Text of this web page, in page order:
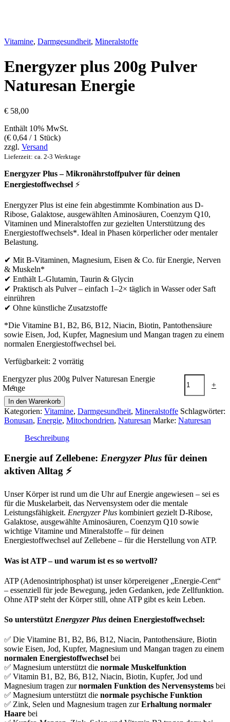
Vitamine, Darmgesundheit, Mineralstoffe
Energyzer plus 200g Pulver
Naturesan Energie
€ 58,00
Enthält 10% MwSt.
(€ 0,64 / 1 Stück)
zzgl. Versand
Lieferzeit: ca. 2-3 Werktage
Energyzer Plus – Mikronährstoffpulver für deinen
Energiestoffwechsel ⚡
Energyzer Plus ist eine fein abgestimmte Kombination aus D-
Ribose, Galaktose, ausgewählten Aminosäuren, Coenzym Q10,
Vitaminen und Mineralstoffen zur gezielten Unterstützung des
Energiestoffwechsels*. Ideal in Phasen körperlicher oder mentaler
Belastung.
✔ Mit B-Vitaminen, Magnesium, Eisen & Co. für Energie, Nerven
& Muskeln*
✔ Enthält L-Glutamin, Taurin & Glycin
✔ Praktisch als Pulver – einfach 1–2× täglich in Wasser oder Saft
einrühren
✔ Ohne künstliche Zusatzstoffe
*Die Vitamine B1, B2, B6, B12, Niacin, Biotin, Pantothensäure
sowie Eisen, Jod, Kupfer, Magnesium und Mangan tragen zu einem
normalen Energiestoffwechsel bei.
Verfügbarkeit: 2 vorrätig
-
Energyzer plus 200g Pulver Naturesan Energie
Menge
+
In den Warenkorb
Kategorien: Vitamine, Darmgesundheit, Mineralstoffe Schlagwörter:
Bonusan, Energie, Mitochondrien, Naturesan Marke: Naturesan
Beschreibung
Energie auf Zellebene: Energyzer Plus für deinen
aktiven Alltag ⚡
Unser Körper ist rund um die Uhr auf Energie angewiesen – sei es
für die Muskelarbeit, das Nervensystem oder die mentale
Leistungsfähigkeit. Energyzer Plus kombiniert gezielt D-Ribose,
Galaktose, ausgewählte Aminosäuren, Coenzym Q10 sowie
wichtige Vitamine und Mineralstoffe – für deinen
Energiestoffwechsel auf Zellebene – für die Herstellung von ATP.
Was ist ATP – und warum ist es so wertvoll?
ATP (Adenosintriphosphat) ist unser körpereigener „Energie-Cent“
– essenziell für jede Bewegung, jeden Gedanken, jede Zellfunktion.
Ohne ATP steht der Körper still, ohne ATP gibt es kein Leben.
So unterstützt Energyzer Plus deinen Energiestoffwechsel:
✅ Die Vitamine B1, B2, B6, B12, Niacin, Pantothensäure, Biotin
sowie Eisen, Jod, Kupfer, Magnesium und Mangan tragen zu einem
normalen Energiestoffwechsel bei
✅ Magnesium unterstützt die normale Muskelfunktion
✅ Vitamin B1, B2, B6, B12, Niacin, Biotin, Kupfer, Jod und
Magnesium tragen zurnormalen Funktion des Nervensystems bei
✅ Magnesium unterstützt die normale psychische Funktion
✅ Zink, Selen und Magnesium tragen zurErhaltung normaler
Haare bei